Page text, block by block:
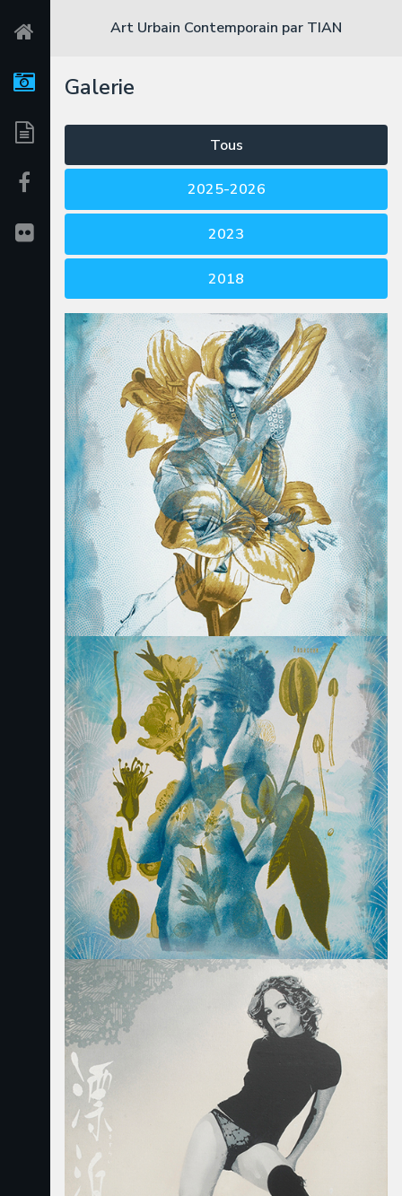
Art Urbain Contemporain par TIAN
Galerie
Tous
2025-2026
2023
2018